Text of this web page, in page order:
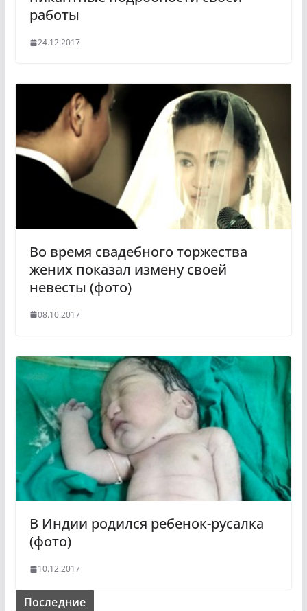
работы
24.12.2017
Во время свадебного торжества
жених показал измену своей
невесты (фото)
08.10.2017
В Индии родился ребенок-русалка
(фото)
10.12.2017
Последние